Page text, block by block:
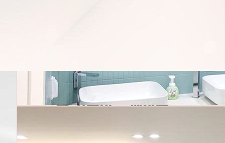
온 가족이 함께하는